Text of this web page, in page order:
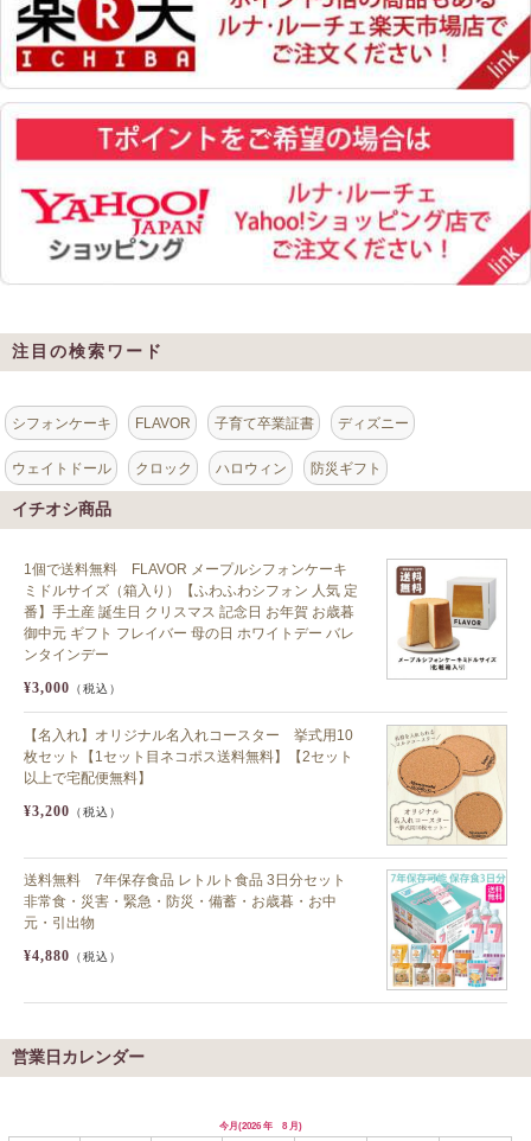
注目の検索ワード
シフォンケーキ FLAVOR 子育て卒業証書 ディズニー
ウェイトドール クロック ハロウィン 防災ギフト
イチオシ商品
1個で送料無料 FLAVOR メープルシフォンケーキ
ミドルサイズ（箱入り）【ふわふわシフォン 人気 定
番】手土産 誕生日 クリスマス 記念日 お年賀 お歳暮
御中元 ギフト フレイバー 母の日 ホワイトデー バレ
ンタインデー
¥3,000 （税込）
【名入れ】オリジナル名入れコースター 挙式用10
枚セット【1セット目ネコポス送料無料】【2セット
以上で宅配便無料】
¥3,200 （税込）
送料無料 7年保存食品 レトルト食品 3日分セット
非常食・災害・緊急・防災・備蓄・お歳暮・お中
元・引出物
¥4,880 （税込）
営業日カレンダー
今月(2026 年 8 月)